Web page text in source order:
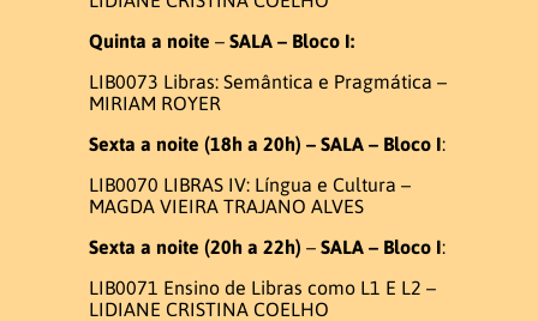
PUBLICAÇÕES
PRODUÇÕES LITERÁRIAS EM
LIBRAS
Contato
Pró-Reitoria
Quinta a noite – SALA – Bloco I:
LIB0073 Libras: Semântica e Pragmática –
MIRIAM ROYER
Sexta a noite (18h a 20h) – SALA – Bloco I:
LIB0070 LIBRAS IV: Língua e Cultura –
MAGDA VIEIRA TRAJANO ALVES
Sexta a noite (20h a 22h) – SALA – Bloco I:
LIB0071 Ensino de Libras como L1 E L2 –
LIDIANE CRISTINA COELHO